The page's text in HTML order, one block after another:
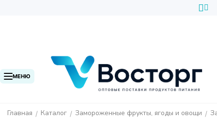
МЕНЮ
Главная / Каталог / Замороженные фрукты, ягоды и овощи /